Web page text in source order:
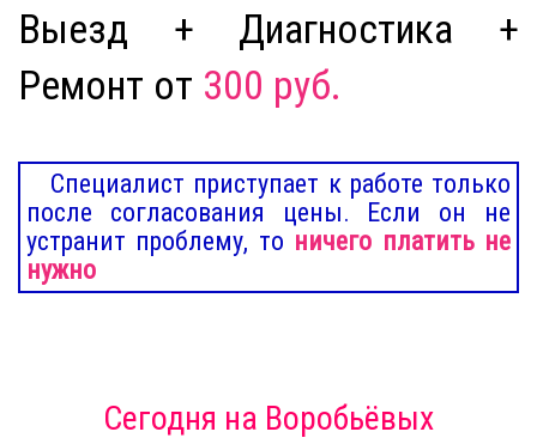
Выезд + Диагностика +
Ремонт от 300 руб.
Специалист приступает к работе только
после согласования цены. Если он не
устранит проблему, то ничего платить не
нужно
Сегодня на Воробьёвых